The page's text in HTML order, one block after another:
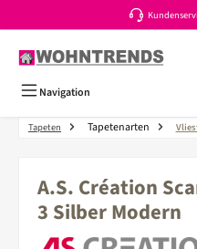
Navigation
Tapeten Tapetenarten
A.S. Création
3 Silber Modern